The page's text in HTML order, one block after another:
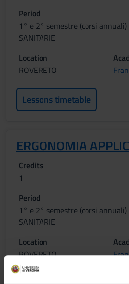
Period
1° e 2° semestre (corsi annuali)
SANITARIE
Location
ROVERETO
Lessons timetable
ERGONOMIA
Credits
1
Period
1° e 2° semestre (corsi annuali)
SANITARIE
Location
ROVERETO